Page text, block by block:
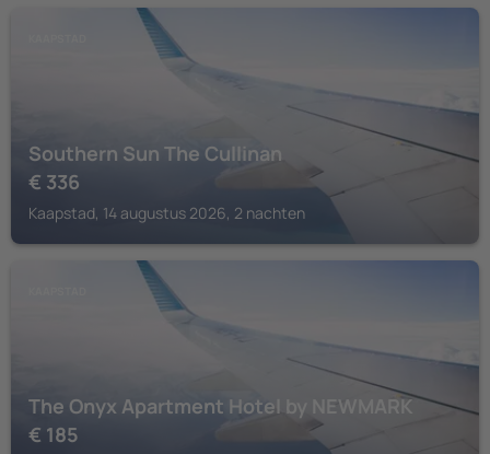
Southern Sun The Cullinan
€ 336
Kaapstad, 14 augustus 2026, 2 nachten
The Onyx Apartment Hotel by NEWMARK
€ 185